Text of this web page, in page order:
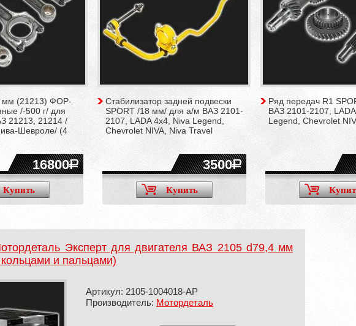
мм (21213) ФОР-
/-500 г/ для
21213, 21214 /
Шевроле/ (4
16800
Купить
Стабилизатор задней подвески
SPORT /18 мм/ для а/м ВАЗ 2101-
2107, LADA 4x4, Niva Legend,
Chevrolet NIVA, Niva Travel
3500
Купить
Ряд передач R1
ВАЗ 2101-2107,
Legend, Chevrolet
Эксперт для двигателя ВАЗ 2105 d79,4 мм
и пальцами)
Артикул: 2105-1004018-АР
Производитель: Мотордеталь